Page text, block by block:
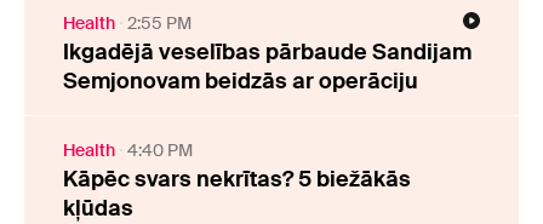
Health 2:55 PM
Ikgadējā veselības pārbaude Sandijam
Semjonovam beidzās ar operāciju
Health 4:40 PM
Kāpēc svars nekrītas? 5 biežākās
kļūdas